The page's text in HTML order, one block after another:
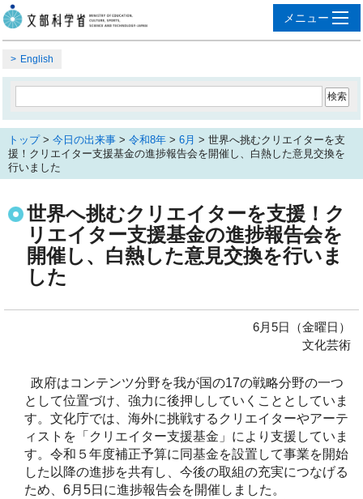
English
トップ> 今日の出来事 > 令和8年 > 6月 > 世界へ挑むクリエイターを支
援！クリエイター支援基金の進捗報告会を開催し、白熱した意見交換を
行いました
世界へ挑むクリエイターを支援！ク
リエイター支援基金の進捗報告会を
開催し、白熱した意見交換を行いま
した
6月5日（金曜日）
文化芸術
政府はコンテンツ分野を我が国の17の戦略分野の一つ
として位置づけ、強力に後押ししていくこととしていま
す。文化庁では、海外に挑戦するクリエイターやアーテ
ィストを「クリエイター支援基金」により支援していま
す。令和５年度補正予算に同基金を設置して事業を開始
した以降の進捗を共有し、今後の取組の充実につなげる
ため、6月5日に進捗報告会を開催しました。